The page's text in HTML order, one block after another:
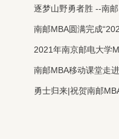
逐梦山野勇者胜 --南
南邮MBA圆满完成
2021年南京邮电大学
南邮MBA移动课堂走
勇士归来|祝贺南邮